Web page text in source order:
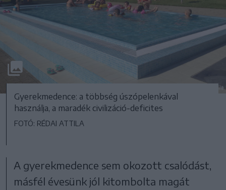
Gyerekmedence: a többség úszópelenkával
használja, a maradék civilizáció-deficites
FOTÓ: RÉDAI ATTILA
A gyerekmedence sem okozott csalódást,
másfél évesünk jól kitombolta magát